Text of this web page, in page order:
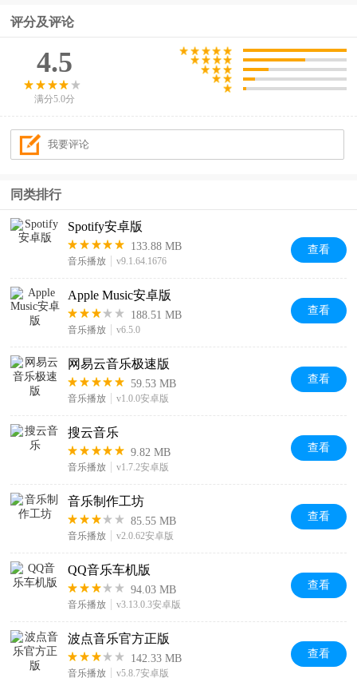
评分及评论
4.5
满分5.0分
同类排行
Spotify安卓版
133.88 MB
音乐播放 v9.1.64.1676
查看
Apple Music安卓版
188.51 MB
音乐播放 v6.5.0
查看
网易云音乐极速版
59.53 MB
音乐播放 v1.0.0安卓版
查看
搜云音乐
9.82 MB
音乐播放 v1.7.2安卓版
查看
音乐制作工坊
85.55 MB
音乐播放 v2.0.62安卓版
查看
QQ音乐车机版
94.03 MB
音乐播放 v3.13.0.3安卓版
查看
波点音乐官方正版
142.33 MB
音乐播放 v5.8.7安卓版
查看